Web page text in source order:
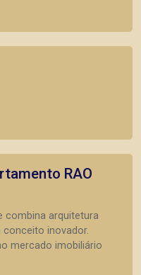
RAO
combina arquitetura
inovador.
mercado imobiliário